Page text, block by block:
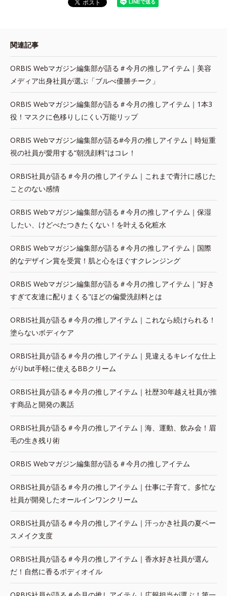
関連記事
ORBIS Webマガジン編集部が語る＃今月の推しアイテム｜美容
メディア出身社員が選ぶ「ブルべ優勝チーク」
ORBIS Webマガジン編集部が語る＃今月の推しアイテム｜1本3
役！マスクに色移りしにくい万能リップ
ORBIS Webマガジン編集部が語る#今月の推しアイテム｜時短重
視の社員が愛用する“朝洗顔料”はコレ！
ORBIS社員が語る＃今月の推しアイテム｜これまで青汁に感じた
ことのない感情
ORBIS Webマガジン編集部が語る＃今月の推しアイテム｜保湿
したい、けどべたつきたくない！を叶える化粧水
ORBIS Webマガジン編集部が語る＃今月の推しアイテム｜国際
的なデザイン賞を受賞！肌と心をほぐすクレンジング
ORBIS Webマガジン編集部が語る＃今月の推しアイテム｜"好き
すぎて友達に配りまくる"ほどの偏愛洗顔料とは
ORBIS社員が語る＃今月の推しアイテム｜これなら続けられる！
塗らないボディケア
ORBIS社員が語る＃今月の推しアイテム｜見違えるキレイな仕上
がりbut手軽に使えるBBクリーム
ORBIS社員が語る＃今月の推しアイテム｜社歴30年越え社員が推
す商品と開発の裏話
ORBIS社員が語る＃今月の推しアイテム｜海、運動、飲み会！眉
毛の生き残り術
ORBIS Webマガジン編集部が語る＃今月の推しアイテム
ORBIS社員が語る＃今月の推しアイテム｜仕事に子育て。多忙な
社員が開発したオールインワンクリーム
ORBIS社員が語る＃今月の推しアイテム｜汗っかき社員の夏ベー
スメイク支度
ORBIS社員が語る＃今月の推しアイテム｜香水好き社員が選ん
だ！自然に香るボディオイル